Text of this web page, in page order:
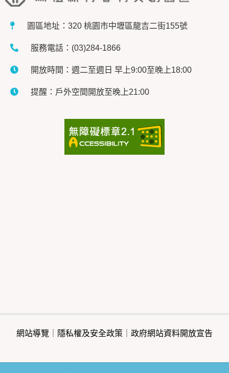
園區地址：320 桃園市中壢區龍吉二街155號
服務電話：(03)284-1866
開放時間：週二至週日 早上9:00至晚上18:00
提醒：戶外空間開放至晚上21:00
網站導覽 隱私權及安全政策 政府網站資料開放宣告